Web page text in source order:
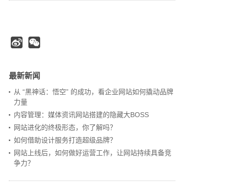
最新新闻
从 “黑神话：悟空” 的成功，看企业网站如何撬动品牌
力量
内容管理：媒体资讯网站搭建的隐藏大BOSS
网站进化的终极形态，你了解吗？
如何借助设计服务打造超级品牌？
网站上线后，如何做好运营工作，让网站持续具备竞
争力？